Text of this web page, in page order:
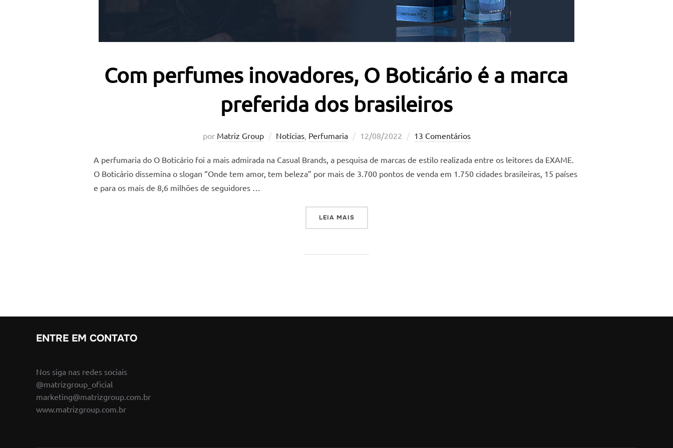
Com perfumes inovadores, O Boticário é a marca
preferida dos brasileiros
por Matriz Group Notícias, Perfumaria
Postado
12/08/2022 13 Comentários
A perfumaria do O Boticário foi a mais admirada na Casual Brands, a pesquisa de marcas de estilo realizada entre os leitores da EXAME.
O Boticário dissemina o slogan “Onde tem amor, tem beleza” por mais de 3.700 pontos de venda em 1.750 cidades brasileiras, 15 países
e para os mais de 8,6 milhões de seguidores …
LEIA MAIS“COM PERFUMES INOVADORES, O BOTICÁRIO É A MARCA PREFERIDA DOS BRASILEIROS”
ENTRE EM CONTATO
Nos siga nas redes sociais
@matrizgroup_oficial
marketing@matrizgroup.com.br
www.matrizgroup.com.br